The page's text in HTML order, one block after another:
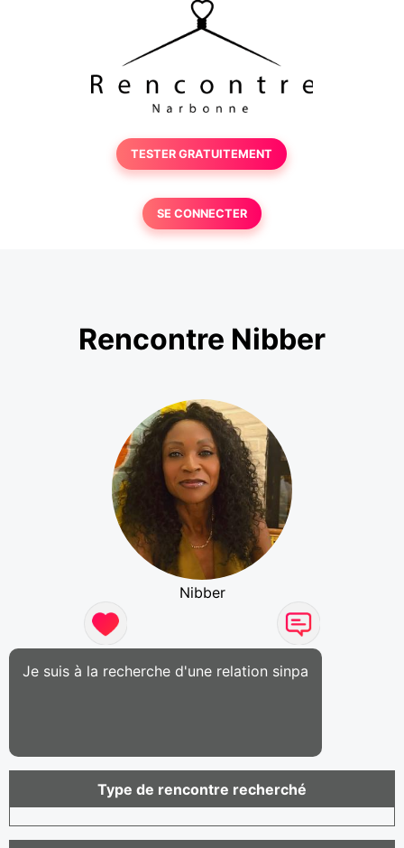
TESTER GRATUITEMENT
SE CONNECTER
Rencontre Nibber
Nibber
Je suis à la recherche d'une relation sinpa
Type de rencontre recherché